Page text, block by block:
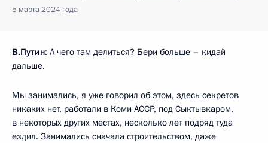
5 марта 2024 года
В.Путин: А чего там делиться? Бери больше – кидай
дальше.
Мы занимались, я уже говорил об этом, здесь секретов
никаких нет, работали в Коми АССР, под Сыктывкаром,
в некоторых других местах, несколько лет подряд туда
ездил. Занимались сначала строительством, даже